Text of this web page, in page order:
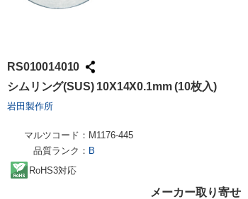
RS010014010
シムリング(SUS) 10X14X0.1mm (10枚入)
岩田製作所
マルツコード： M1176-445
品質ランク： B
RoHS3対応
メーカー取り寄せ